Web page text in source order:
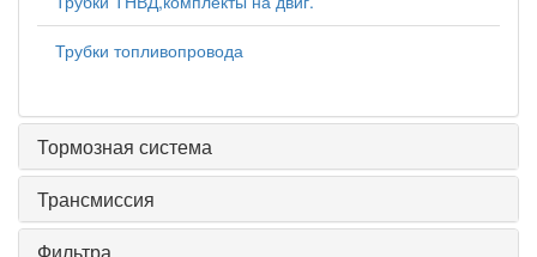
Трубки топливопровода
Тормозная система
Трансмиссия